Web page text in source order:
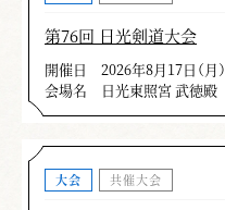
第76回 日光剣道大会
開催日
2026年8月17日（月
会場名
日光東照宮 武徳殿
大会 共催大会